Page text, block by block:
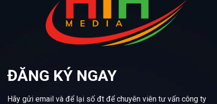
ĐĂNG KÝ NGAY
Hãy gửi email và để lại số đt để chuyên viên tư vấn công ty